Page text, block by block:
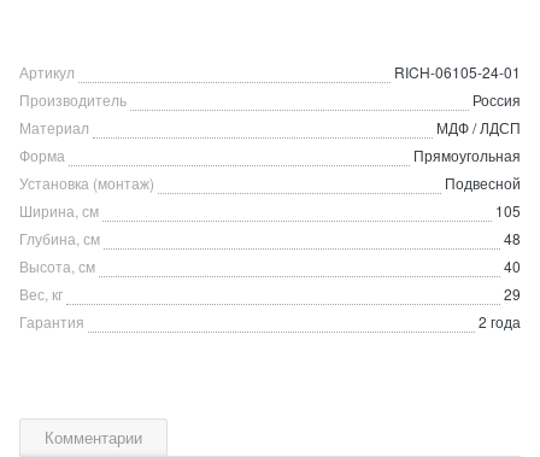
Артикул
RICH-06105-24-01
Производитель
Россия
Материал
МДФ / ЛДСП
Форма
Прямоугольная
Установка (монтаж)
Подвесной
Ширина, см
105
Глубина, см
48
Высота, см
40
Вес, кг
29
Гарантия
2 года
Комментарии